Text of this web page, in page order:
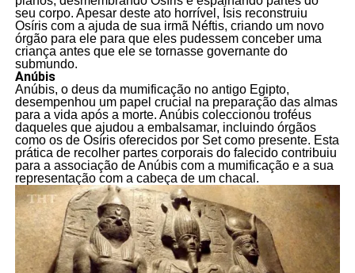
seu corpo. Apesar deste ato horrível, Ísis reconstruiu
Osíris com a ajuda de sua irmã Néftis, criando um novo
órgão para ele para que eles pudessem conceber uma
criança antes que ele se tornasse governante do
submundo.
Anúbis
Anúbis, o deus da mumificação no antigo Egipto,
desempenhou um papel crucial na preparação das almas
para a vida após a morte. Anúbis coleccionou troféus
daqueles que ajudou a embalsamar, incluindo órgãos
como os de Osíris oferecidos por Set como presente. Esta
prática de recolher partes corporais do falecido contribuiu
para a associação de Anúbis com a mumificação e a sua
representação com a cabeça de um chacal.